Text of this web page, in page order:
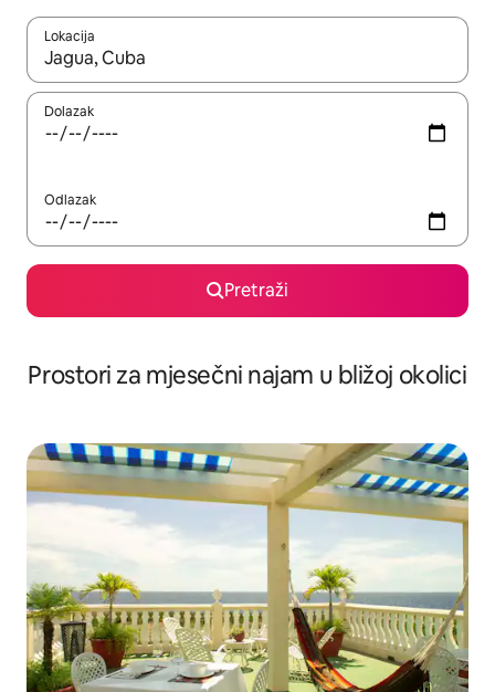
Lokacija
Kada budu dostupni rezultati, moći ćete ih pregledati
Dolazak
Odlazak
Pretraži
Prostori za mjesečni najam u bližoj okolici